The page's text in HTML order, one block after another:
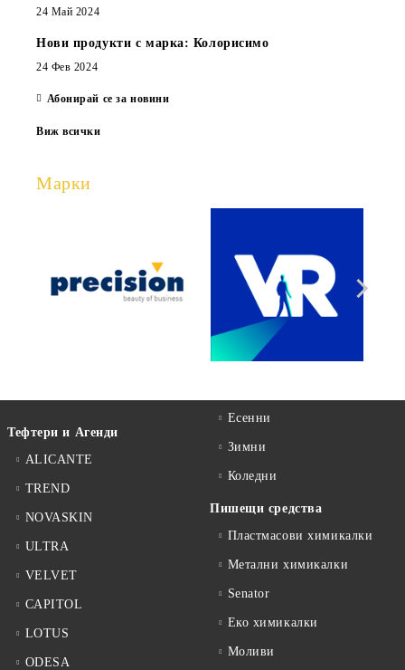
24 Май 2024
Нови продукти с марка: Колорисимо
24 Фев 2024
Абонирай се за новини
Виж всички
Марки
Тефтери и Агенди
ALICANTE
TREND
NOVASKIN
ULTRA
VELVET
CAPITOL
LOTUS
ODESA
Есенни
Зимни
Коледни
Пишещи средства
Пластмасови химикалки
Метални химикалки
Senator
Еко химикалки
Моливи